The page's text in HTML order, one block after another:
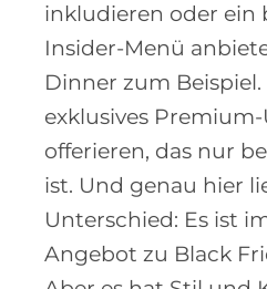
inkludieren oder ein
Insider-Menü
Dinner zum Beispiel.
exklusives
offerieren, das nur
ist. Und genau hier
Unterschied: Es ist
Angebot zu Black